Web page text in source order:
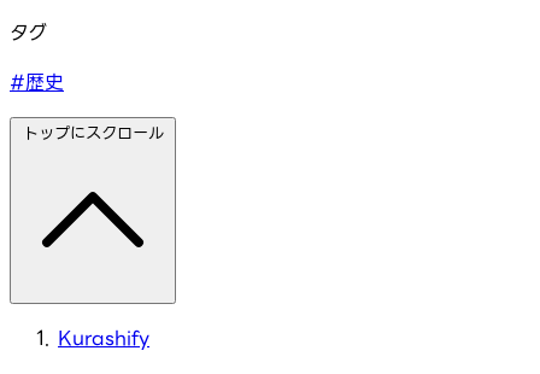
タグ
#歴史
トップにスクロール
Kurashify